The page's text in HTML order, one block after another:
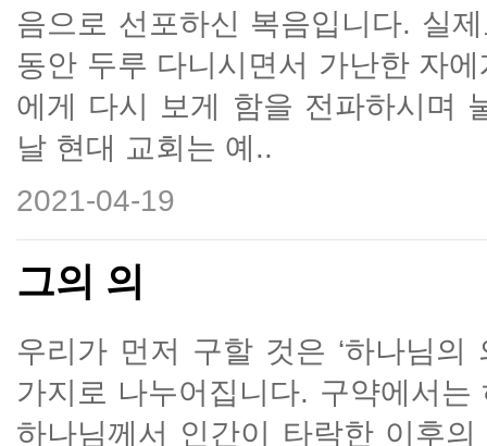
음으로 선포하신 복음입니다. 실
동안 두루 다니시면서 가난한 자
에게 다시 보게 함을 전파하시며
날 현대 교회는 예..
2021-04-19
그의 의
우리가 먼저 구할 것은 ‘하나님의
가지로 나누어집니다. 구약에서
하나님께서 인간이 타락한 이후